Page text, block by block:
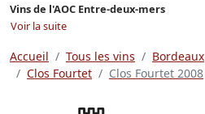
Vins de l'AOC Entre-deux-mers
Voir la suite
Accueil Tous les vins Bordeaux
Clos Fourtet
Clos Fourtet 2008